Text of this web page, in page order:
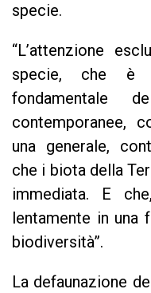
specie.
“L’attenzione
specie, che è
fondamentale
contemporanee,
una generale,
che i biota della
immediata. E
lentamente in una
biodiversità”.
La defaunazione